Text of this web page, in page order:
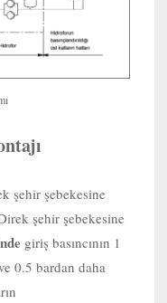
şehir şebekesine
şehir şebekesine
giriş basıncının 1
0.5 bardan daha